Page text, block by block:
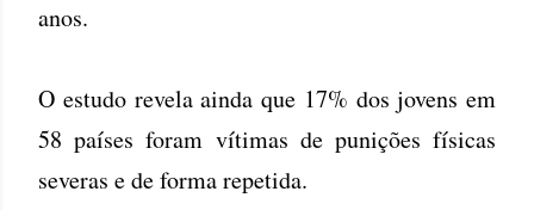
anos.
O estudo revela ainda que 17% dos jovens em
58 países foram vítimas de punições físicas
severas e de forma repetida.